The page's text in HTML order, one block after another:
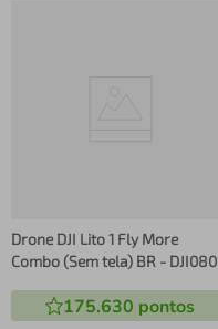
Drone DJI Lito 1 Fly More
Combo (Sem tela) BR - DJI080
175.630 pontos